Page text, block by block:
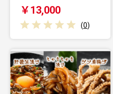
￥13,000
(0)